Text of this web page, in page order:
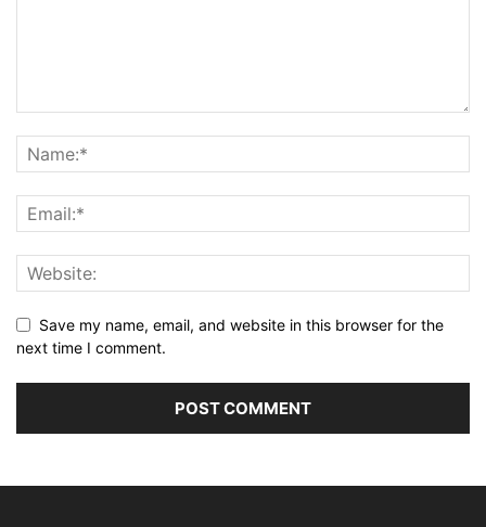
Save my name, email, and website in this browser for the
next time I comment.